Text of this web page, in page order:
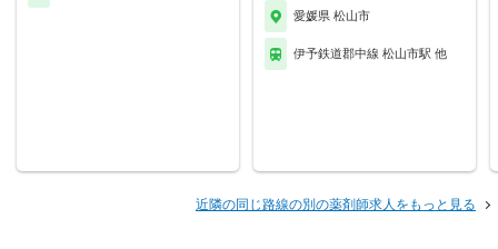
愛媛県 松山市
伊予鉄道郡中線 松山市駅 他
近隣の同じ路線の別の薬剤師求人をもっと見る